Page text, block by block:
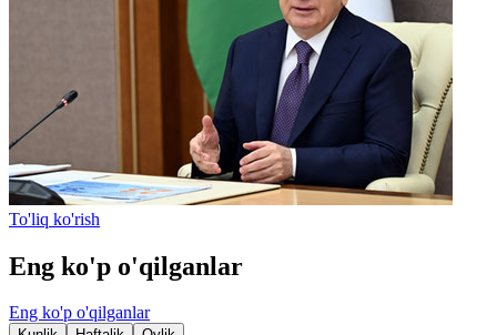
To'liq ko'rish
Eng ko'p o'qilganlar
Eng ko'p o'qilganlar